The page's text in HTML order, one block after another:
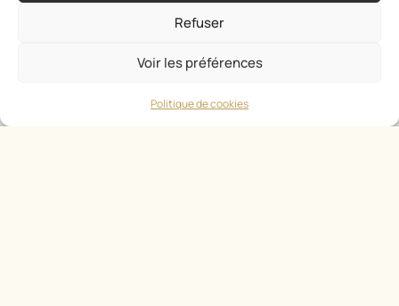
Refuser
Voir les préférences
Politique de cookies